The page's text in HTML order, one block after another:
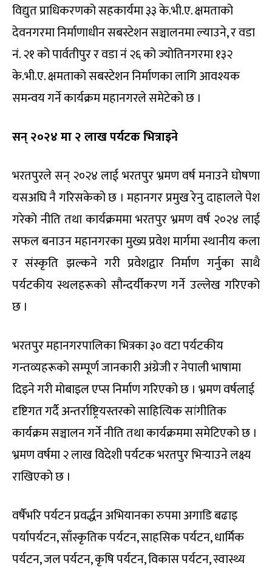
विद्युत प्राधिकरणको सहकार्यमा ३३ के.भी.ए. क्षमताको
देवनगरमा निर्माणाधीन सबस्टेशन सञ्चालनमा ल्याउने, र वडा
नं. २१ को पार्वतीपुर र वडा नंं २६ को ज्योतिनगरमा १३२
के.भी.ए. क्षमताको सबस्टेशन निर्माणका लागि आवश्यक
समन्वय गर्ने कार्यक्रम महानगरले समेटेको छ ।
सन् २०२४ मा २ लाख पर्यटक भित्राइने
भरतपुरले सन् २०२४ लाई भरतपुर भ्रमण वर्ष मनाउने घोषणा
यसअघि नै गरिसकेको छ । महानगर प्रमुख रेनु दाहालले पेश
गरेको नीति तथा कार्यक्रममा भरतपुर भ्रमण वर्ष २०२४ लाई
सफल बनाउन महानगरका मुख्य प्रवेश मार्गमा स्थानीय कला
र संस्कृति झल्कने गरी प्रवेशद्वार निर्माण गर्नुका साथै
पर्यटकीय स्थलहरूको सौन्दर्यीकरण गर्ने उल्लेख गरिएको
छ ।
भरतपुर महानगरपालिका भित्रका ३० वटा पर्यटकीय
गन्तव्यहरूको सम्पूर्ण जानकारी अंग्रेजी र नेपाली भाषामा
दिइने गरी मोबाइल एप्स निर्माण गरिएको छ । भ्रमण वर्षलाई
दृष्टिगत गर्दै अन्तर्राष्ट्रियस्तरको साहित्यिक सांगीतिक
कार्यक्रम सञ्चालन गर्ने नीति तथा कार्यक्रममा समेटिएको छ ।
भ्रमण वर्षमा २ लाख विदेशी पर्यटक भरतपुर भिर्‍याउने लक्ष्य
राखिएको छ ।
वर्षैभरि पर्यटन प्रवर्द्धन अभियानका रुपमा अगाडि बढाइ
पर्यापर्यटन, साँस्कृतिक पर्यटन, साहसिक पर्यटन, धार्मिक
पर्यटन, जल पर्यटन, कृषि पर्यटन, विकास पर्यटन, स्वास्थ्य